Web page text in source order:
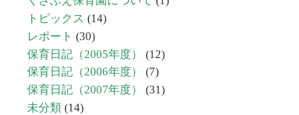
トピックス (14)
レポート (30)
保育日記（2005年度）
(12)
保育日記（2006年度）
(7)
保育日記（2007年度）
(31)
未分類 (14)